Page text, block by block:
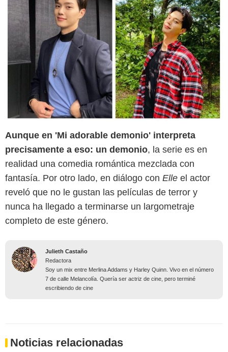
Aunque en 'Mi adorable demonio' interpreta
precisamente a eso: un demonio, la serie es en
realidad una comedia romántica mezclada con
fantasía. Por otro lado, en diálogo con Elle el actor
reveló que no le gustan las películas de terror y
nunca ha llegado a terminarse un largometraje
completo de este género.
Julieth Castaño
Redactora
Soy un mix entre Merlina Addams y Harley Quinn. Vivo en el número
7 de calle Melancolía. Quería ser actriz de cine, pero terminé
escribiendo de cine
Noticias relacionadas